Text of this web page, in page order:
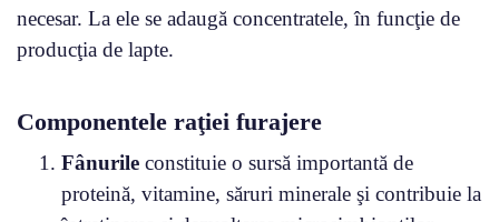
necesar. La ele se adaugă concentratele, în funcţie de
producţia de lapte.
Componentele raţiei furajere
Fânurile constituie o sursă importantă de
proteină, vitamine, săruri minerale şi contribuie la